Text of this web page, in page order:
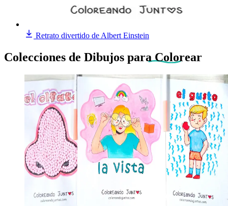
Retrato divertido de Albert Einstein
Colecciones de Dibujos para Colorear